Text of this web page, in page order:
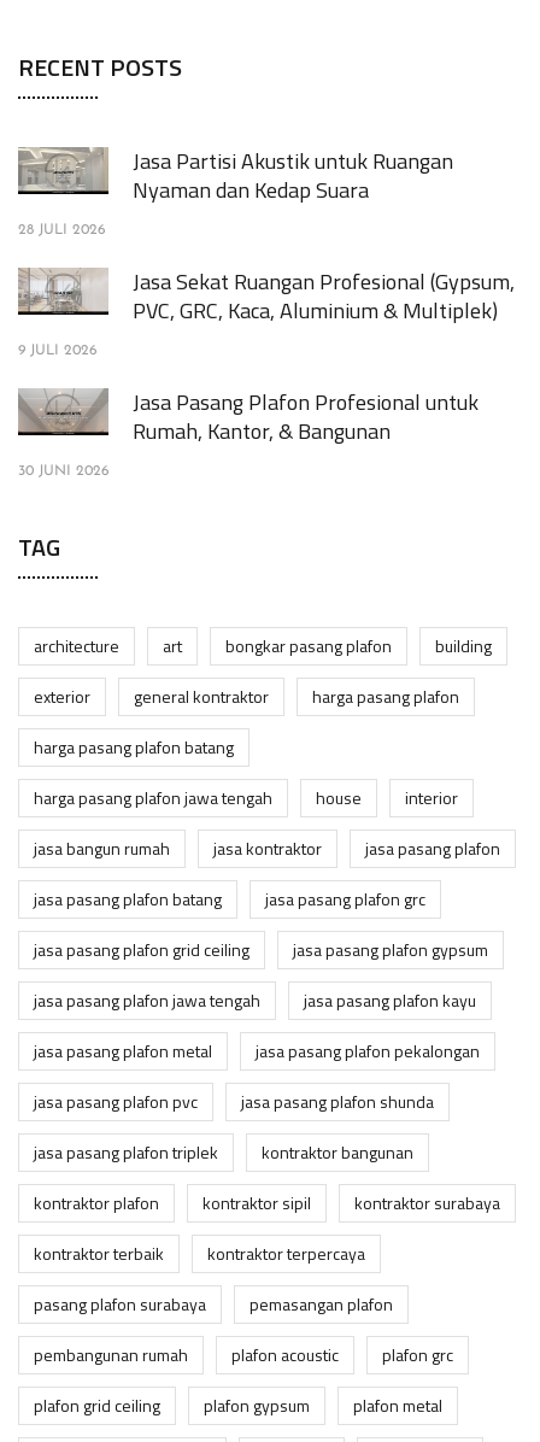
RECENT POSTS
Jasa Partisi Akustik untuk Ruangan
Nyaman dan Kedap Suara
28 JULI 2026
Jasa Sekat Ruangan Profesional (Gypsum,
PVC, GRC, Kaca, Aluminium & Multiplek)
9 JULI 2026
Jasa Pasang Plafon Profesional untuk
Rumah, Kantor, & Bangunan
30 JUNI 2026
TAG
architecture art bongkar pasang plafon
building
exterior
general kontraktor
harga pasang plafon
harga pasang plafon batang
harga pasang plafon jawa tengah
house
interior
jasa bangun rumah
jasa kontraktor
jasa pasang plafon
jasa pasang plafon batang
jasa pasang plafon grc
jasa pasang plafon grid ceiling
jasa pasang plafon gypsum
jasa pasang plafon jawa tengah
jasa pasang plafon kayu
jasa pasang plafon metal
jasa pasang plafon pekalongan
jasa pasang plafon pvc
jasa pasang plafon shunda
jasa pasang plafon triplek
kontraktor bangunan
kontraktor plafon
kontraktor sipil
kontraktor surabaya
kontraktor terbaik
kontraktor terpercaya
pasang plafon surabaya
pemasangan plafon
pembangunan rumah
plafon acoustic
plafon grc
plafon grid ceiling
plafon gypsum
plafon metal